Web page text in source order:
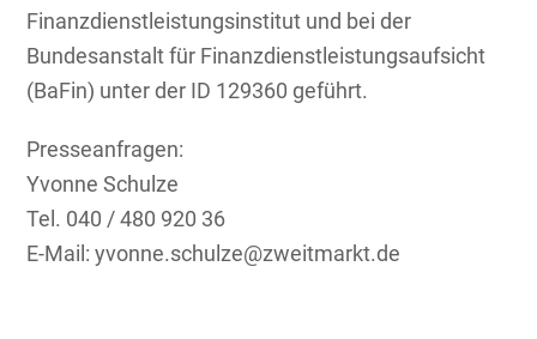
Finanzdienstleistungsinstitut und bei der
Bundesanstalt für Finanzdienstleistungsaufsicht
(BaFin) unter der ID 129360 geführt.
Presseanfragen:
Yvonne Schulze
Tel. 040 / 480 920 36
E-Mail: yvonne.schulze@zweitmarkt.de